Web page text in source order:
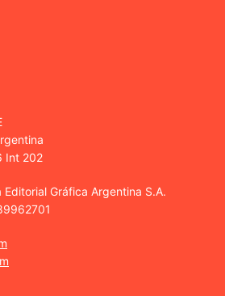
Int 202
Editorial Gráfica Argentina S.A.